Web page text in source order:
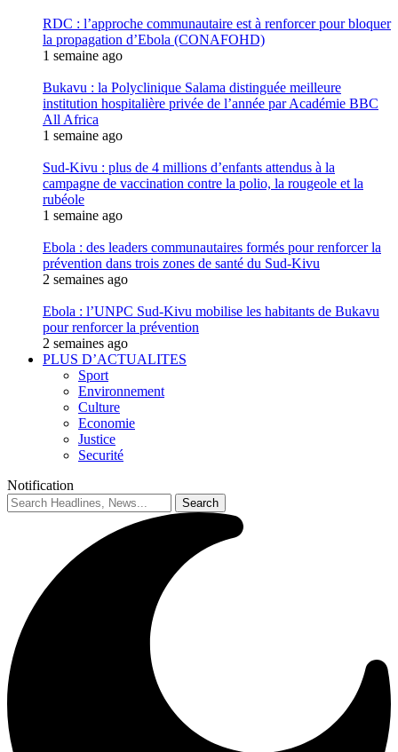
RDC : l’approche communautaire est à renforcer pour bloquer
la propagation d’Ebola (CONAFOHD)
1 semaine ago
Bukavu : la Polyclinique Salama distinguée meilleure
institution hospitalière privée de l’année par Académie BBC
All Africa
1 semaine ago
Sud-Kivu : plus de 4 millions d’enfants attendus à la
campagne de vaccination contre la polio, la rougeole et la
rubéole
1 semaine ago
Ebola : des leaders communautaires formés pour renforcer la
prévention dans trois zones de santé du Sud-Kivu
2 semaines ago
Ebola : l’UNPC Sud-Kivu mobilise les habitants de Bukavu
pour renforcer la prévention
2 semaines ago
PLUS D’ACTUALITES
Sport
Environnement
Culture
Economie
Justice
Securité
Notification